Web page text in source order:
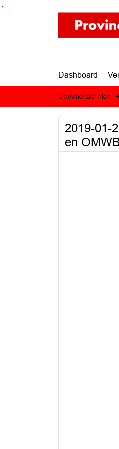
Ga naar de inhoud van deze
Ga naar het zoeken
Ga naar het menu
Dashboard
U bevindt zich hier:
2019-01-
en